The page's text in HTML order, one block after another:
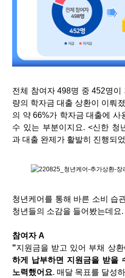
전체 참여자 498명 중 452명
량의 학자금 대출 상환이 이뤄
의 약 66%가 학자금 대출에 사
수 있는 부분이지요. <신한 청
과 대출 완제가 활발히 진행되
청년케어를 통해 바른 소비 습
청년들의 소감을 들어봤는데요.
참여자 A
"지원금을 받고 있어 부채 상
하게 납부하면 지원금을 받을
노력했어요. 매달 목표를 달성